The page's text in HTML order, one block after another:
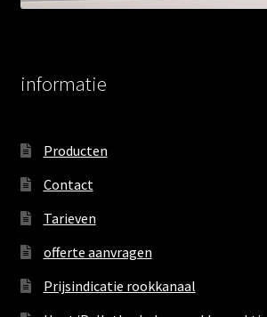
informatie
Producten
Contact
Tarieven
offerte aanvragen
Prijsindicatie rookkanaal